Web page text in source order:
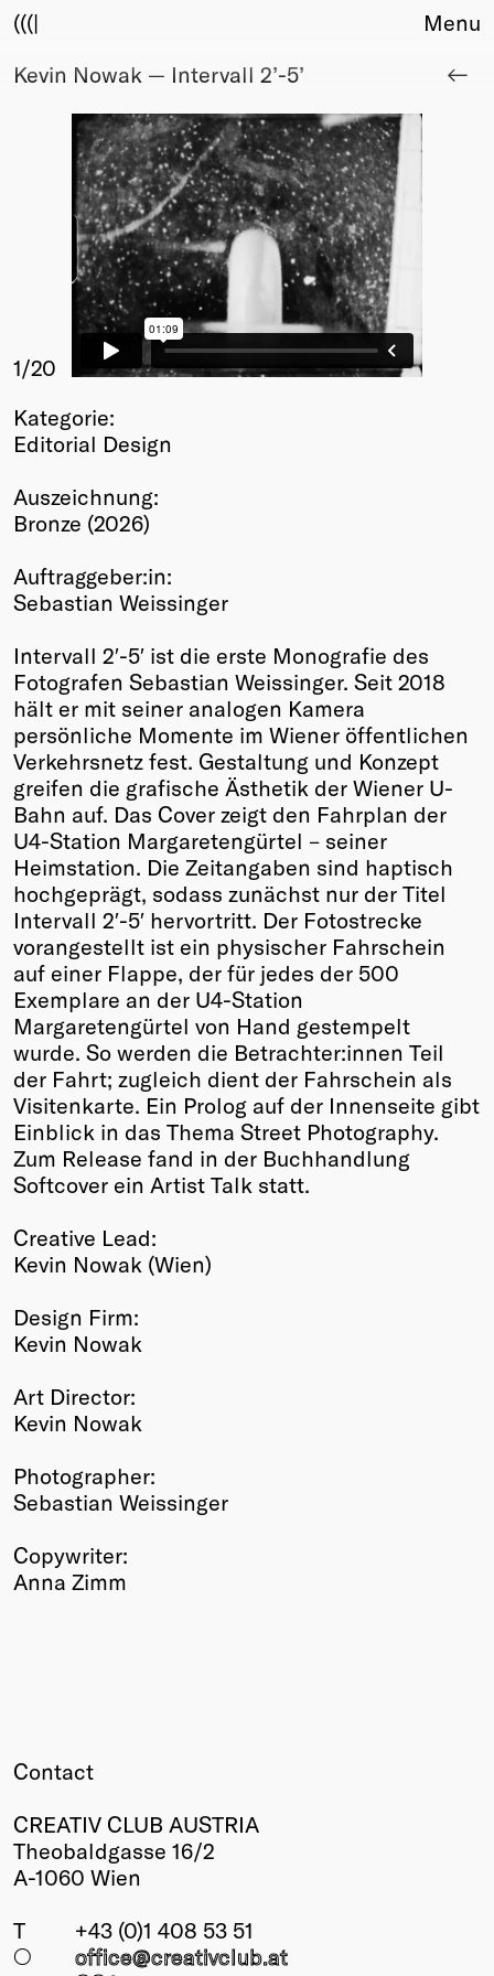
(((|
About
Sponsors
Fair Work
Events
Upcoming
Membership
Members
Young Creatives
Winners
Past
Annual
Menu
Kevin Nowak — Intervall 2’-5’
1/20
Kategorie:
Editorial Design
Auszeichnung:
Bronze (2026)
Auftraggeber:in:
Sebastian Weissinger
Intervall 2′-5′ ist die erste Monografie des
Fotografen Sebastian Weissinger. Seit 2018
hält er mit seiner analogen Kamera
persönliche Momente im Wiener öffentlichen
Verkehrsnetz fest. Gestaltung und Konzept
greifen die grafische Ästhetik der Wiener U-
Bahn auf. Das Cover zeigt den Fahrplan der
U4-Station Margaretengürtel – seiner
Heimstation. Die Zeitangaben sind haptisch
hochgeprägt, sodass zunächst nur der Titel
Intervall 2′-5′ hervortritt. Der Fotostrecke
vorangestellt ist ein physischer Fahrschein
auf einer Flappe, der für jedes der 500
Exemplare an der U4-Station
Margaretengürtel von Hand gestempelt
wurde. So werden die Betrachter:innen Teil
der Fahrt; zugleich dient der Fahrschein als
Visitenkarte. Ein Prolog auf der Innenseite gibt
Einblick in das Thema Street Photography.
Zum Release fand in der Buchhandlung
Softcover ein Artist Talk statt.
Creative Lead:
Kevin Nowak (Wien)
Design Firm:
Kevin Nowak
Art Director:
Kevin Nowak
Photographer:
Sebastian Weissinger
Copywriter:
Anna Zimm
Contact
CREATIV CLUB AUSTRIA
Theobaldgasse 16/2
A-1060 Wien
T
+43 (0)1 408 53 51
○
office@creativclub.at